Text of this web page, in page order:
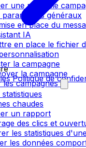
une nouvelle
paramètres généraux
en place du
IA
en place le fichier
la campagne
la campagne
les campagnes
statistiques
chaudes
un rapport
des clics et
les statistiques
les données
Politique de